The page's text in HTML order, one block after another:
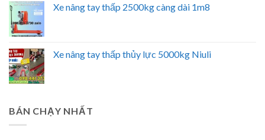
Xe nâng tay thấp 2500kg càng dài 1m8
Xe nâng tay thấp thủy lực 5000kg Niuli
BÁN CHẠY NHẤT